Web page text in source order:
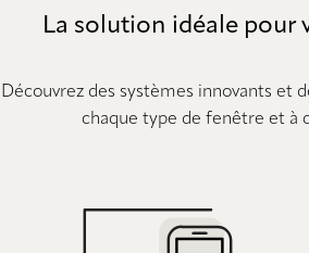
La solution idéale pour
Découvrez des systèmes innovants et
chaque type de fenêtre et à